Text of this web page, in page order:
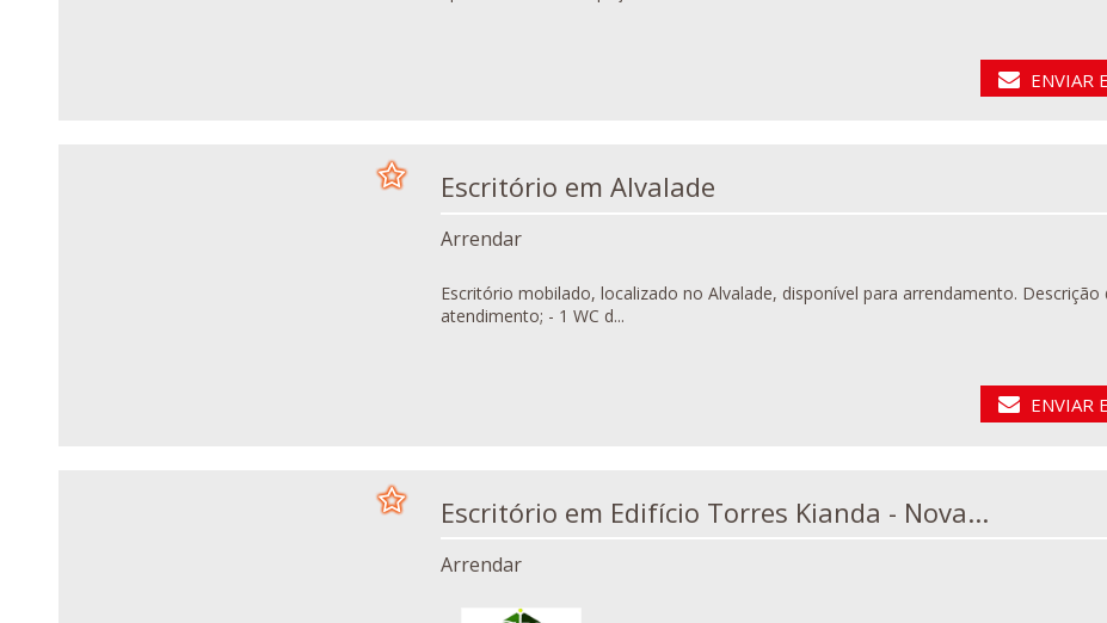
ENVIAR
Escritório em Alvalade
Arrendar
Escritório mobilado, localizado no Alvalade, disponível para arrendamento. Descrição do imóvel: - 2 Salas; - 1 Sala de reunião; - 1 Sala de
atendimento; - 1 WC d...
ENVIAR
Escritório em Edifício Torres Kianda - Nova...
Arrendar